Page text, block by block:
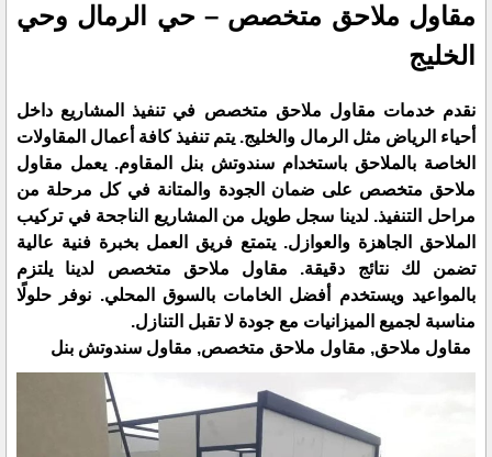
مقاول ملاحق متخصص – حي الرمال وحي
الخليج
نقدم خدمات مقاول ملاحق متخصص في تنفيذ المشاريع داخل
أحياء الرياض مثل الرمال والخليج. يتم تنفيذ كافة أعمال المقاولات
الخاصة بالملاحق باستخدام سندوتش بنل المقاوم. يعمل مقاول
ملاحق متخصص على ضمان الجودة والمتانة في كل مرحلة من
مراحل التنفيذ. لدينا سجل طويل من المشاريع الناجحة في تركيب
الملاحق الجاهزة والعوازل. يتمتع فريق العمل بخبرة فنية عالية
تضمن لك نتائج دقيقة. مقاول ملاحق متخصص لدينا يلتزم
بالمواعيد ويستخدم أفضل الخامات بالسوق المحلي. نوفر حلولًا
مناسبة لجميع الميزانيات مع جودة لا تقبل التنازل.
مقاول ملاحق, مقاول ملاحق متخصص, مقاول سندوتش بنل